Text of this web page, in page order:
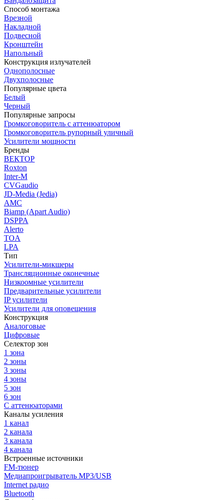
Способ монтажа
Врезной
Накладной
Подвесной
Кронштейн
Напольный
Конструкция излучателей
Однополосные
Двухполосные
Популярные цвета
Белый
Черный
Популярные запросы
Громкоговоритель с аттенюатором
Громкоговоритель рупорный уличный
Усилители мощности
Бренды
ВЕКТОР
Roxton
Inter-M
CVGaudio
JD-Media (Jedia)
AMC
Biamp (Apart Audio)
DSPPA
Alerto
TOA
LPA
Тип
Усилители-микшеры
Трансляционные оконечные
Низкоомные усилители
Предварительные усилители
IP усилители
Усилители для оповещения
Конструкция
Аналоговые
Цифровые
Селектор зон
1 зона
2 зоны
3 зоны
4 зоны
5 зон
6 зон
С аттенюаторами
Каналы усиления
1 канал
2 канала
3 канала
4 канала
Встроенные источники
FM-тюнер
Медиапроигрыватель MP3/USB
Internet радио
Bluetooth